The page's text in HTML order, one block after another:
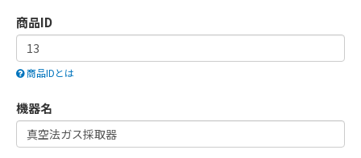
商品ID
商品IDとは
機器名